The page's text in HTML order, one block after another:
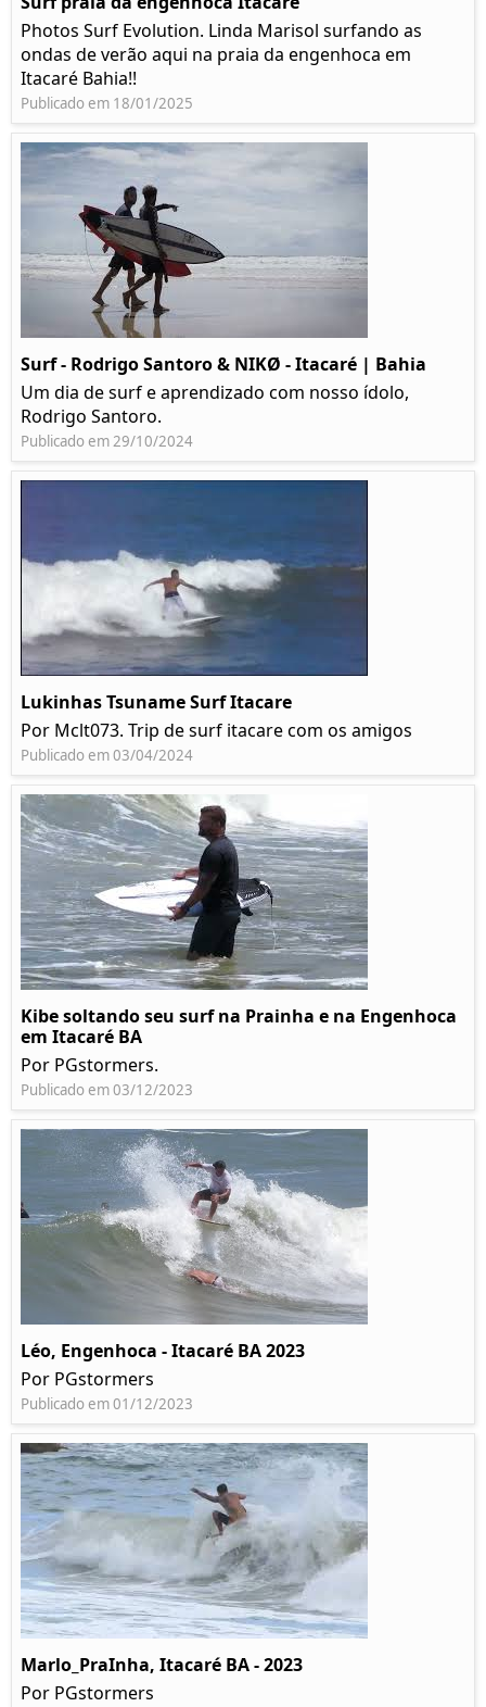
Photos Surf Evolution. Linda Marisol surfando as
ondas de verão aqui na praia da engenhoca em
Itacaré Bahia!!
Publicado em 18/01/2025
Surf - Rodrigo Santoro & NIKØ - Itacaré | Bahia
Um dia de surf e aprendizado com nosso ídolo,
Rodrigo Santoro.
Publicado em 29/10/2024
Lukinhas Tsuname Surf Itacare
Por Mclt073. Trip de surf itacare com os amigos
Publicado em 03/04/2024
Kibe soltando seu surf na Prainha e na Engenhoca
em Itacaré BA
Por PGstormers.
Publicado em 03/12/2023
Léo, Engenhoca - Itacaré BA 2023
Por PGstormers
Publicado em 01/12/2023
Marlo_PraInha, Itacaré BA - 2023
Por PGstormers